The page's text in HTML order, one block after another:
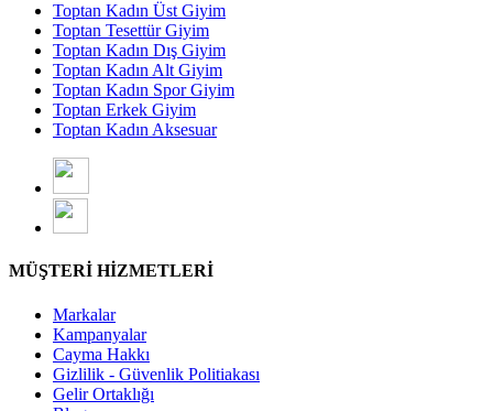
Toptan Kadın Üst Giyim
Toptan Tesettür Giyim
Toptan Kadın Dış Giyim
Toptan Kadın Alt Giyim
Toptan Kadın Spor Giyim
Toptan Erkek Giyim
Toptan Kadın Aksesuar
MÜŞTERİ HİZMETLERİ
Markalar
Kampanyalar
Cayma Hakkı
Gizlilik - Güvenlik Politiakası
Gelir Ortaklığı